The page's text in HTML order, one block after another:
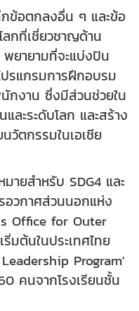
ข้อตกลงอื่น ๆ และข้อ
กที่เชี่ยวชาญด้าน
พยายามที่จะแบ่งปัน
รแกรมการฝึกอบรม
กงาน ซึ่งมีส่วนช่วยใน
ละระดับโลก และสร้าง
ตกรรมในเอเชีย
มายสำหรับ SDG4 และ
วกาศส่วนนอกแห่ง
Office for Outer
มต้นในประเทศไทย
Program'
คนจากโรงเรียนชั้น